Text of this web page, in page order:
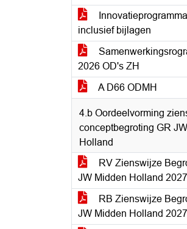
inclusief bijlagen
2026 OD's ZH
A D66 ODMH
4.b Oordeelvorming
conceptbegroting GR
Holland
RV Zienswijze
JW Midden Holland 2027
RB Zienswijze
JW Midden Holland 2027